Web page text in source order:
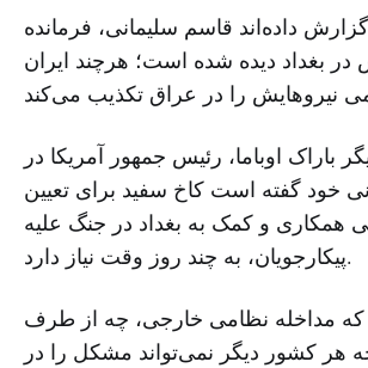
داده‌اند قاسم سلیمانی، فرمانده
بغداد دیده شده است؛ هرچند ایران
باراک اوباما، رئیس جمهور آمریکا در
خود گفته است کاخ سفید برای تعیین
همکاری و کمک به بغداد در جنگ علیه
پیکارجویان، به چند روز وقت نیاز دارد.
مداخله نظامی خارجی، چه از طرف
هر کشور دیگر نمی‌تواند مشکل را در